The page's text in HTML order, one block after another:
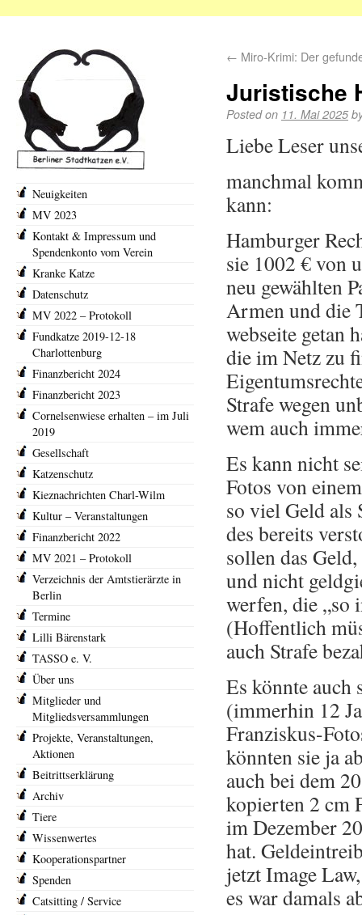
← Miro-Krimi: Der
Juristische
Posted on 11. Mai 2025
Liebe Leser
manchmal
kann:
Hamburger
sie 1002 € von
neu gewählten
Armen und die
webseite getan
die im Netz zu
Strafe wegen
wem auch
Es kann nicht
Fotos von
so viel Geld als
des bereits
sollen das
und nicht
werfen, die „so
(Hoffentlich
auch Strafe
Es könnte auch
(immerhin 12
Franziskus-
könnten sie ja
auch bei dem
kopierten 2 cm
im Dezember
hat.
jetzt Image
es war damals
Neuigkeiten
MV 2023
Kontakt & Impressum und
Spendenkonto vom Verein
Kranke Katze
Datenschutz
MV 2022 – Protokoll
Fundkatze 2019-12-18
Charlottenburg
Finanzbericht 2024
Finanzbericht 2023
Cornelsenwiese erhalten – im Juli
2019
Gesellschaft
Katzenschutz
Kieznachrichten Charl-Wilm
Kultur – Veranstaltungen
Finanzbericht 2022
MV 2021 – Protokoll
Verzeichnis der Amtstierärzte in
Berlin
Termine
Lilli Bärenstark
TASSO e. V.
Über uns
Mitglieder und
Mitgliedsversammlungen
Projekte, Veranstaltungen,
Aktionen
Beitrittserklärung
Archiv
Tiere
Wissenwertes
Kooperationspartner
Spenden
Catsitting / Service